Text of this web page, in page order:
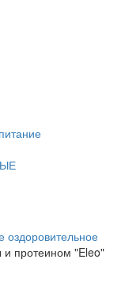
оздоровительное
и протеином "Eleo"